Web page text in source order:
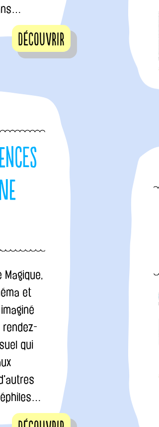
Découvrir
Magique,
et
rendez-
qui